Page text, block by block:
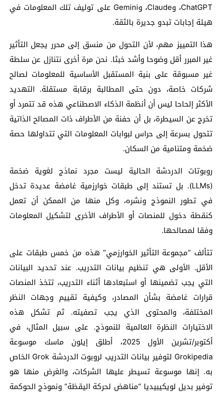
ChatGPT، وClaude، وGemini على توليف تلك المعلومات في
هيئة إجابات تبدو جديرة بالثقة.
هذا التمييز مهم، لأن التحول من منسق إلى محرر يجعل التأثير
غير المبرر أقل وضوحا وأشد خبثا. نحن مرة أخرى نتنازل عن سلطة
غير مسبوقة على بنية المستقبل الأساسية للمعلومات لصالح
شركات خاصة، دون حتى المطالبة برقابة مستقلة. التهديد
الأكثر إلحاحا ليس أن أنظمة الذكاء الاصطناعي هذه قد تتمرد أو
تخرج عن السيطرة، بل أن حفنة من الأطراف ذات المصالح الذاتية
تتحول بسرعة إلى حراس لبوابات المعلومات التي تتداولها حصة
ضخمة ومتنامية من السكان.
روبوتات الدردشة الحالية ليست مجرد نماذج لغوية ضخمة
(LLMs). بل تستند إلى طبقات خوارزمية غامضة عديدة تدخل
في تطور النموذج ونشره، وكل منها من الممكن أن تعمل
كنقطة دخول للمنصات أو الأطراف الأخرى لتشكيل المعلومات
وفقا لمصالحها.
تتألف “مجموعة التأثير الخوارزمي” هذه من خمس طبقات على
الأقل. الأولى هي تنظيم بيانات التدريب. عند تحديد البيانات
التي يجب تضمينها أو استبعادها أثناء التدريب، تتخذ المنصات
قرارات غامضة بشأن المصادر، وكيفية تقييم وجهات النظر
المختلفة، والمحتوى الذي يجب تصفيته. ثم تشكل هذه
الاختيارات النظرة العالمية للنموذج. على سبيل المثال، في
أكتوبر/تشرين الأول 2025، أطلق إيلون ماسك موسوعة
Grokipedia لتوفير بيانات التدريب لروبوت الدردشة Grok الخاص
به. إنها موسوعة تسيطر عليها الشركات، والغرض منها هو
توفير بديل لويكيبيديا “مناهض لحركة اليقظة” ونموذج الحوكمة